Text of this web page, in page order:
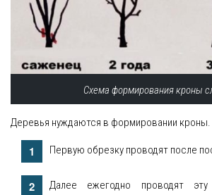
Схема формирования кроны
Деревья нуждаются в формировании кроны.
Первую обрезку проводят после
Далее ежегодно проводят